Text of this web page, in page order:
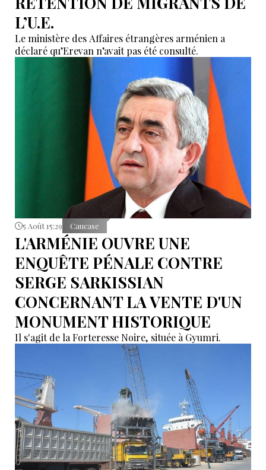
L’U.E.
Le ministère des Affaires étrangères arménien a
déclaré qu’Erevan n’avait pas été consulté.
5 Août 15:29 Caucase
L'ARMÉNIE OUVRE UNE
ENQUÊTE PÉNALE CONTRE
SERGE SARKISSIAN
CONCERNANT LA VENTE D'UN
MONUMENT HISTORIQUE
Il s'agit de la Forteresse Noire, située à Gyumri.